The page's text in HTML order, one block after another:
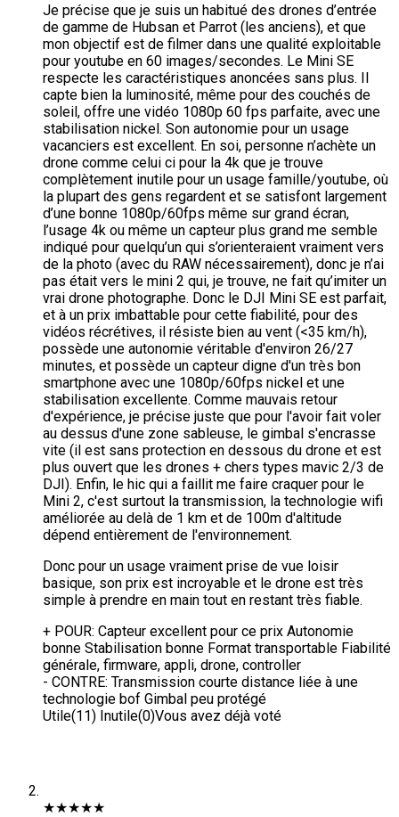
Je précise que je suis un habitué des drones d’entrée
de gamme de Hubsan et Parrot (les anciens), et que
mon objectif est de filmer dans une qualité exploitable
pour youtube en 60 images/secondes. Le Mini SE
respecte les caractéristiques anoncées sans plus. Il
capte bien la luminosité, même pour des couchés de
soleil, offre une vidéo 1080p 60 fps parfaite, avec une
stabilisation nickel. Son autonomie pour un usage
vacanciers est excellent. En soi, personne n’achète un
drone comme celui ci pour la 4k que je trouve
complètement inutile pour un usage famille/youtube, où
la plupart des gens regardent et se satisfont largement
d’une bonne 1080p/60fps même sur grand écran,
l’usage 4k ou même un capteur plus grand me semble
indiqué pour quelqu’un qui s’orienteraient vraiment vers
de la photo (avec du RAW nécessairement), donc je n’ai
pas était vers le mini 2 qui, je trouve, ne fait qu’imiter un
vrai drone photographe. Donc le DJI Mini SE est parfait,
et à un prix imbattable pour cette fiabilité, pour des
vidéos récrétives, il résiste bien au vent (<35 km/h),
possède une autonomie véritable d'environ 26/27
minutes, et possède un capteur digne d'un très bon
smartphone avec une 1080p/60fps nickel et une
stabilisation excellente. Comme mauvais retour
d'expérience, je précise juste que pour l'avoir fait voler
au dessus d'une zone sableuse, le gimbal s'encrasse
vite (il est sans protection en dessous du drone et est
plus ouvert que les drones + chers types mavic 2/3 de
DJI). Enfin, le hic qui a faillit me faire craquer pour le
Mini 2, c'est surtout la transmission, la technologie wifi
améliorée au delà de 1 km et de 100m d'altitude
dépend entièrement de l'environnement.
Donc pour un usage vraiment prise de vue loisir
basique, son prix est incroyable et le drone est très
simple à prendre en main tout en restant très fiable.
+ POUR: Capteur excellent pour ce prix Autonomie
bonne Stabilisation bonne Format transportable Fiabilité
générale, firmware, appli, drone, controller
- CONTRE: Transmission courte distance liée à une
technologie bof Gimbal peu protégé
Utile(11) Inutile(0)Vous avez déjà voté
★★★★★